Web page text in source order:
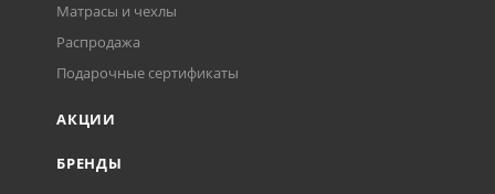
Матрасы и чехлы
Распродажа
Подарочные сертификаты
АКЦИИ
БРЕНДЫ